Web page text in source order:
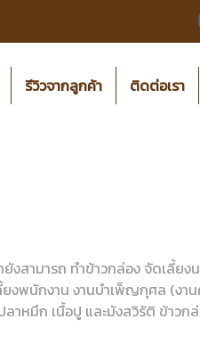
รีวิวจากลูกค้า ติดต่อเรา
งสามารถ ทำข้าวกล่อง จัดเลี้ย
งพนักงาน งานบำเพ็ญกุศล (งา
าหมึก เนื้อปู และมังสวิรัติ ข้าวก